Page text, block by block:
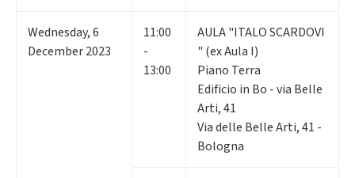
Wednesday,6
December 2023
11:00
-
13:00
AULA "ITALO SCARDOVI
" (ex Aula I)
Piano Terra
Edificio in Bo - via Belle
Arti, 41
Via delle Belle Arti, 41 -
Bologna